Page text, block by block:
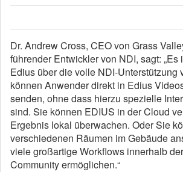
Dr. Andrew Cross, CEO von Grass
führender Entwickler von NDI, sagt:
Edius über die volle NDI-Unterstützung
können Anwender direkt in Edius
senden, ohne dass hierzu spezielle
sind. Sie können EDIUS in der Cloud
Ergebnis lokal überwachen. Oder Sie
verschiedenen Räumen im Gebäude
viele großartige Workflows innerhalb
Community ermöglichen.“